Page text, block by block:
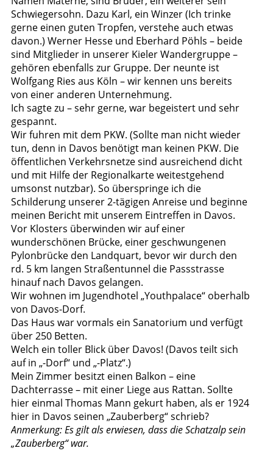
Schwiegersohn. Dazu Karl, ein Winzer (Ich trinke
gerne einen guten Tropfen, verstehe auch etwas
davon.) Werner Hesse und Eberhard Pöhls – beide
sind Mitglieder in unserer Kieler Wandergruppe –
gehören ebenfalls zur Gruppe. Der neunte ist
Wolfgang Ries aus Köln – wir kennen uns bereits
von einer anderen Unternehmung.
Ich sagte zu – sehr gerne, war begeistert und sehr
gespannt.
Wir fuhren mit dem PKW. (Sollte man nicht wieder
tun, denn in Davos benötigt man keinen PKW. Die
öffentlichen Verkehrsnetze sind ausreichend dicht
und mit Hilfe der Regionalkarte weitestgehend
umsonst nutzbar). So überspringe ich die
Schilderung unserer 2-tägigen Anreise und beginne
meinen Bericht mit unserem Eintreffen in Davos.
Vor Klosters überwinden wir auf einer
wunderschönen Brücke, einer geschwungenen
Pylonbrücke den Landquart, bevor wir durch den
rd. 5 km langen Straßentunnel die Passstrasse
hinauf nach Davos gelangen.
Wir wohnen im Jugendhotel „Youthpalace“ oberhalb
von Davos-Dorf.
Das Haus war vormals ein Sanatorium und verfügt
über 250 Betten.
Welch ein toller Blick über Davos! (Davos teilt sich
auf in „-Dorf“ und „-Platz“.)
Mein Zimmer besitzt einen Balkon – eine
Dachterrasse – mit einer Liege aus Rattan. Sollte
hier einmal Thomas Mann gekurt haben, als er 1924
hier in Davos seinen „Zauberberg“ schrieb?
Anmerkung: Es gilt als erwiesen, dass die Schatzalp sein
„Zauberberg“ war.